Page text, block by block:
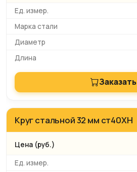
Заказать
Круг стальной 32 мм ст40ХН